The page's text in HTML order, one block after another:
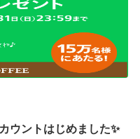
ウントはじめました✨